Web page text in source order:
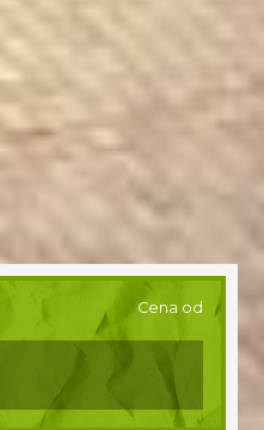
Cena od